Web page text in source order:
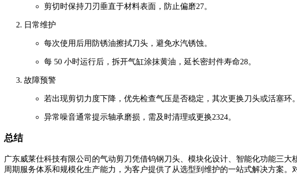
剪切时保持刀刃垂直于材料表面，防止偏磨27。
日常维护
每次使用后用防锈油擦拭刀头，避免水汽锈蚀。
每 50 小时运行后，拆开气缸涂抹黄油，延长密封件寿命28。
故障预警
若出现剪切力度下降，优先检查气压是否稳定，其次更换刀头或活塞环。
异常噪音通常提示轴承磨损，需及时清理或更换2324。
总结
广东威莱仕科技有限公司的气动剪刀凭借钨钢刀头、模块化设计、智能化功能三
周期服务体系和规模化生产能力，为客户提供了从选型到维护的一站式解决方案